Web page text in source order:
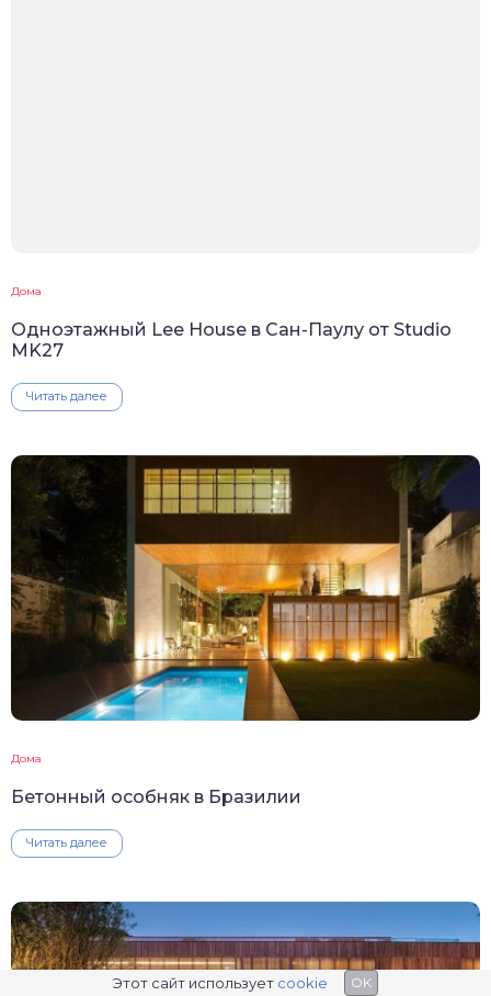
Дома
Одноэтажный Lee House в Сан-Паулу от Studio
MK27
Читать далее
Дома
Бетонный особняк в Бразилии
Читать далее
Этот сайт использует cookie OK